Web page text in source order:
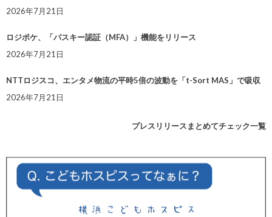
2026年7月21日
ロジポケ、「パスキー認証（MFA）」機能をリリース
2026年7月21日
NTTロジスコ、エンタメ物流の平時5倍の波動を「t-Sort MAS」で吸収
2026年7月21日
プレスリリースまとめてチェック一覧